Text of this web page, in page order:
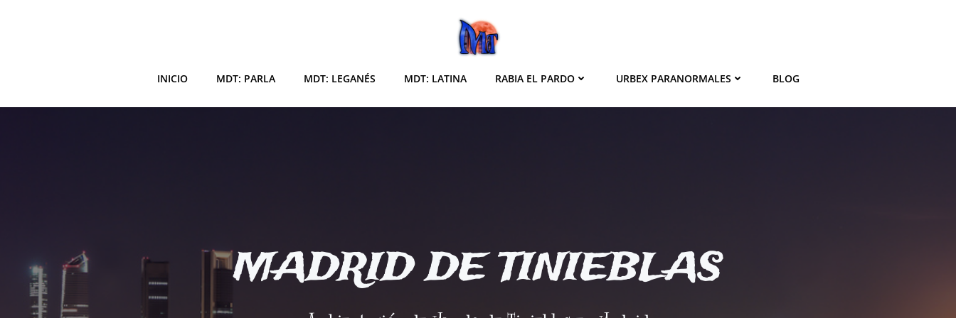
INICIO MDT: PARLA MDT: LEGANÉS MDT: LATINA RABIA EL PARDO URBEX PARANORMALES BLOG
MADRID DE TINIEBLAS